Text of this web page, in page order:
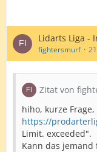
Lidarts Liga -
fightersmurf
Zitat von
hiho, kurze
https://
Limit. exceeded".
Kann das jemand